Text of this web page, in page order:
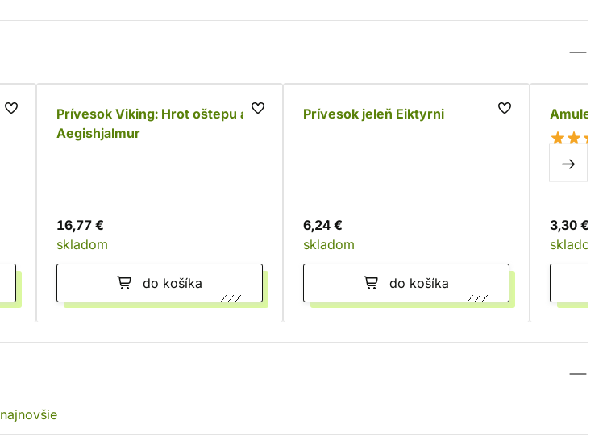
Prívesok Viking: Hrot oštepu a
Aegishjalmur
16,77 €
skladom
do košíka
Prívesok jeleň Eiktyrni
6,24 €
skladom
do košíka
Amulet
3,30 €
skladom
najnovšie